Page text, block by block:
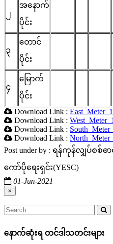
၂
အနောက်
ပိုင်း
၃
တောင်
ပိုင်း
၄
မြောက်
ပိုင်း
Download Link :
Download Link :
Download Link :
Download Link :
Post under by : ရန်ကုန်လျှပ်စစ်ဓ
ကော်ပိုရေးရှင်း(YESC)
01-Jun-2021
×
နောက်ဆုံးရ တင်ဒါသတင်းများ